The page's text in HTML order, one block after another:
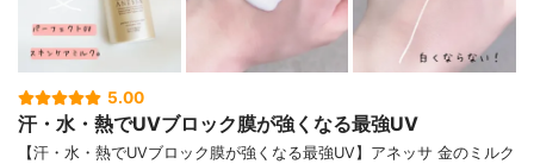
5.00
汗・水・熱でUVブロック膜が強くなる最強UV
【汗・水・熱でUVブロック膜が強くなる最強UV】アネッサ 金のミルク